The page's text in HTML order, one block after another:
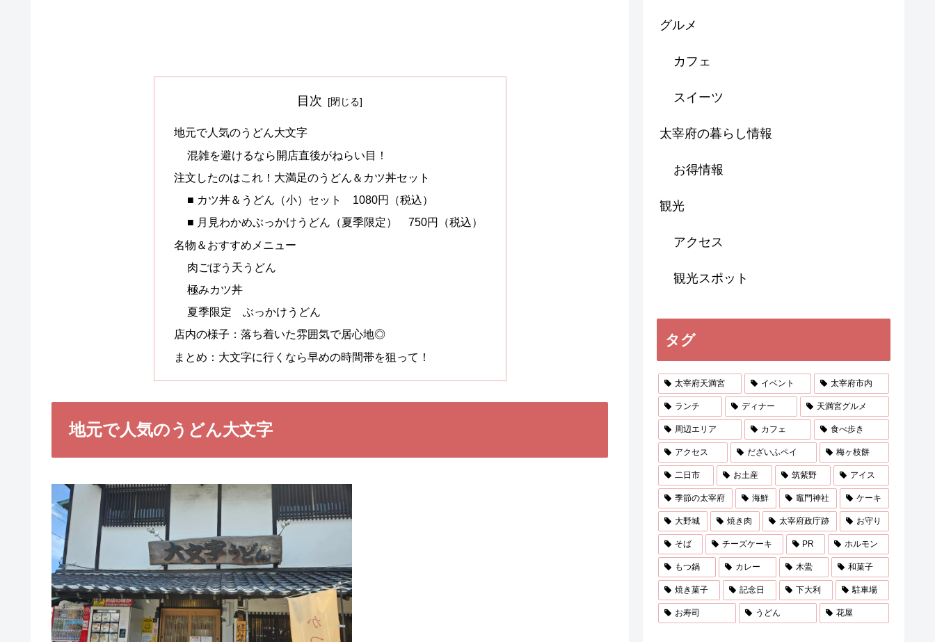
目次
地元で人気のうどん大文字
混雑を避けるなら開店直後がねらい目！
注文したのはこれ！大満足のうどん＆カツ丼セット
■ カツ丼＆うどん（小）セット 1080円（税込）
■ 月見わかめぶっかけうどん（夏季限定） 750円（税込）
名物＆おすすめメニュー
肉ごぼう天うどん
極みカツ丼
夏季限定 ぶっかけうどん
店内の様子：落ち着いた雰囲気で居心地◎
まとめ：大文字に行くなら早めの時間帯を狙って！
地元で人気のうどん大文字
グルメ
カフェ
スイーツ
太宰府の暮らし情報
お得情報
観光
アクセス
観光スポット
タグ
太宰府天満宮 イベント 太宰府市内
ランチ ディナー 天満宮グルメ
周辺エリア カフェ 食べ歩き
アクセス だざいふペイ 梅ヶ枝餅
二日市 お土産 筑紫野 アイス
季節の太宰府 海鮮 竈門神社 ケーキ
大野城 焼き肉 太宰府政庁跡 お守り
そば チーズケーキ PR ホルモン
もつ鍋 カレー 木鷽 和菓子
焼き菓子 記念日 下大利 駐車場
お寿司 うどん 花屋